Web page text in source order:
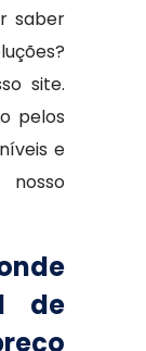
saber
site.
pelos
e
de